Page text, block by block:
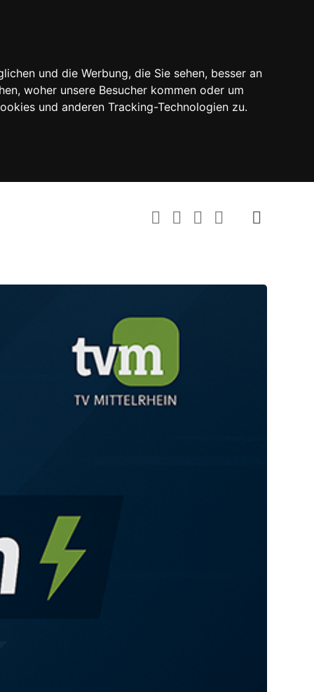
und die Werbung, die Sie sehen, besser an
woher unsere Besucher kommen oder um
und anderen Tracking-Technologien zu.